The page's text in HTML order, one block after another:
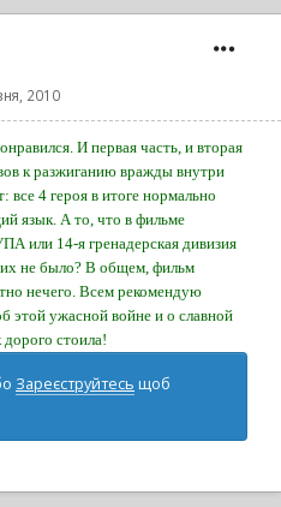
2010
И первая часть, и вторая
к разжиганию вражды внутри
все 4 героя в итоге нормально
язык. А то, что в фильме
или 14-я гренадерская дивизия
не было? В общем, фильм
нечего. Всем рекомендую
этой ужасной войне и о славной
стоила!
Зареєструйтесь щоб